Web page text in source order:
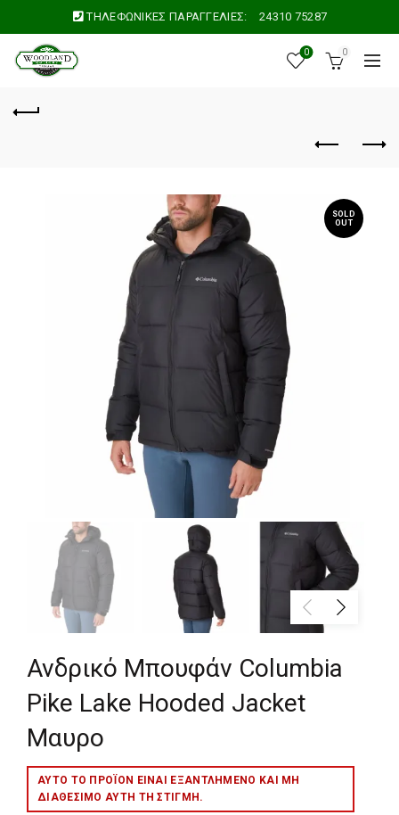
ΤΗΛΕΦΩΝΙΚΕΣ ΠΑΡΑΓΓΕΛΙΕΣ: 24310 75287
0 0
SOLD
OUT
Ανδρικό Μπουφάν Columbia
Pike Lake Hooded Jacket
Μαυρο
ΑΥΤΌ ΤΟ ΠΡΟΪΌΝ ΕΊΝΑΙ ΕΞΑΝΤΛΗΜΈΝΟ ΚΑΙ ΜΉ
ΔΙΑΘΈΣΙΜΟ ΑΥΤΉ ΤΗ ΣΤΙΓΜΉ.